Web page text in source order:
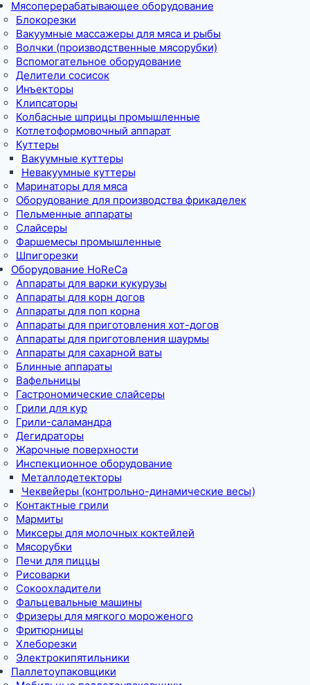
Мясоперерабатывающее оборудование
Блокорезки
Вакуумные массажеры для мяса и рыбы
Волчки (производственные мясорубки)
Вспомогательное оборудование
Делители сосисок
Инъекторы
Клипсаторы
Колбасные шприцы промышленные
Котлетоформовочный аппарат
Куттеры
Вакуумные куттеры
Невакуумные куттеры
Маринаторы для мяса
Оборудование для производства фрикаделек
Пельменные аппараты
Слайсеры
Фаршемесы промышленные
Шпигорезки
Оборудование HoReCa
Аппараты для варки кукурузы
Аппараты для корн догов
Аппараты для поп корна
Аппараты для приготовления хот-догов
Аппараты для приготовления шаурмы
Аппараты для сахарной ваты
Блинные аппараты
Вафельницы
Гастрономические слайсеры
Грили для кур
Грили-саламандра
Дегидраторы
Жарочные поверхности
Инспекционное оборудование
Металлодетекторы
Чеквейеры (контрольно-динамические весы)
Контактные грили
Мармиты
Миксеры для молочных коктейлей
Мясорубки
Печи для пиццы
Рисоварки
Сокоохладители
Фальцевальные машины
Фризеры для мягкого мороженого
Фритюрницы
Хлеборезки
Электрокипятильники
Паллетоупаковщики